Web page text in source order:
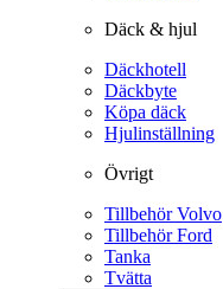
Däck & hjul
Däckhotell
Däckbyte
Köpa däck
Hjulinställning
Övrigt
Tillbehör Volvo
Tillbehör Ford
Tanka
Tvätta